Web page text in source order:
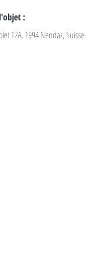
:
12A, 1994 Nendaz, Suisse